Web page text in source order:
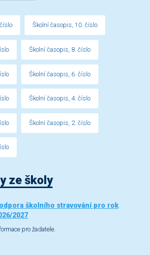
Školní časopis, 10. číslo
Školní časopis, 8. číslo
Školní časopis, 6. číslo
Školní časopis, 4. číslo
Školní časopis, 2. číslo
ze školy
školního stravování pro rok
2027
pro žadatele.